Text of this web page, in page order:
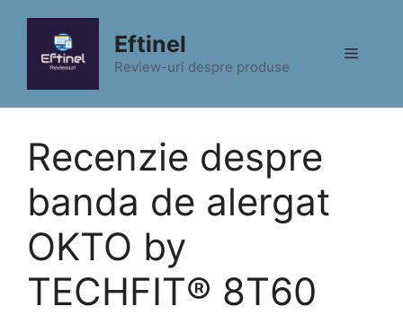
conținut
Eftinel
Review-uri despre produse
Meniu
Recenzie despre
banda de alergat
OKTO by
TECHFIT® 8T60